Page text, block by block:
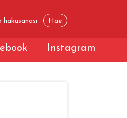
Instagram